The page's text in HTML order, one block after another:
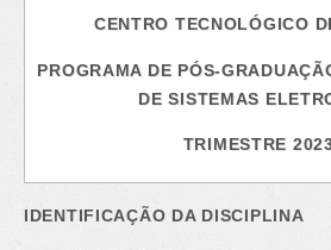
CENTRO TECNOLÓGICO
PROGRAMA DE PÓS-
DE SISTEMAS
TRIMESTRE
IDENTIFICAÇÃO DA DISCIPLINA